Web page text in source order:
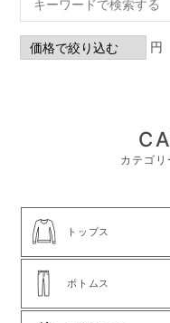
円
カテゴ
トップス
ボトムス